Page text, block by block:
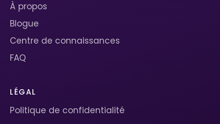
À propos
Blogue
Centre de connaissances
FAQ
LÉGAL
Politique de confidentialité